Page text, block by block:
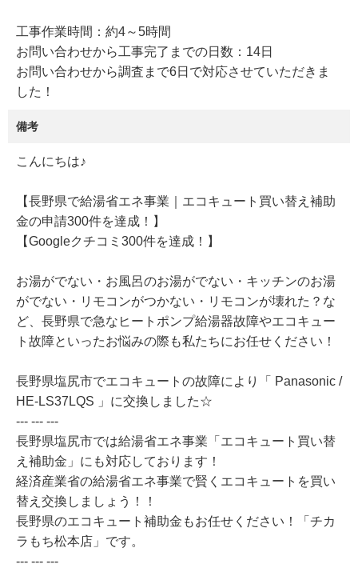
工事作業時間：約4～5時間
お問い合わせから工事完了までの日数：14日
お問い合わせから調査まで6日で対応させていただきま
した！
備考
こんにちは♪
【長野県で給湯省エネ事業｜エコキュート買い替え補助
金の申請300件を達成！】
【Googleクチコミ300件を達成！】
お湯がでない・お風呂のお湯がでない・キッチンのお湯
がでない・リモコンがつかない・リモコンが壊れた？な
ど、長野県で急なヒートポンプ給湯器故障やエコキュー
ト故障といったお悩みの際も私たちにお任せください！
長野県塩尻市でエコキュートの故障により「 Panasonic /
HE-LS37LQS 」に交換しました☆
--- --- ---
長野県塩尻市では給湯省エネ事業「エコキュート買い替
え補助金」にも対応しております！
経済産業省の給湯省エネ事業で賢くエコキュートを買い
替え交換しましょう！！
長野県のエコキュート補助金もお任せください！「チカ
ラもち松本店」です。
--- --- ---